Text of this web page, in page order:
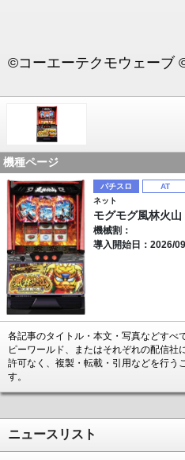
©コーエーテクモウェーブ
機種ページ
パチスロ
AT
ネット
モグモグ風林火
機械割：
導入開始日：2026/
各記事のタイトル・本文・写真などすべ
ピーワールド、またはそれぞれの配信社
許可なく、複製・転載・引用などを行う
す。
ニュースリスト